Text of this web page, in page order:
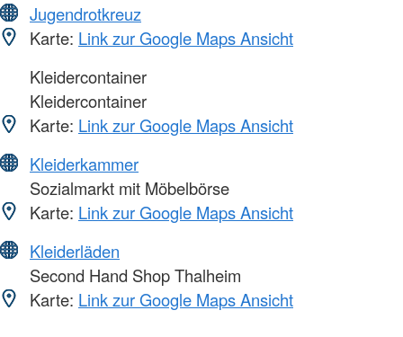
Jugendrotkreuz
Karte: Link zur Google Maps Ansicht
Kleidercontainer
Kleidercontainer
Karte: Link zur Google Maps Ansicht
Kleiderkammer
Sozialmarkt mit Möbelbörse
Karte: Link zur Google Maps Ansicht
Kleiderläden
Second Hand Shop Thalheim
Karte: Link zur Google Maps Ansicht